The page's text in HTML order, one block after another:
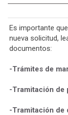
Es importante
nueva solicitud,
documentos:
-Trámites de
-Tramitación de
-Tramitación de